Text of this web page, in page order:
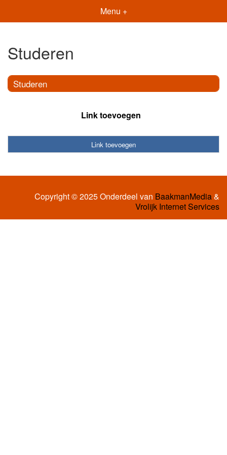
Menu +
Studeren
Studeren
Link toevoegen
Link toevoegen
Copyright © 2025 Onderdeel van BaakmanMedia&
Vrolijk Internet Services